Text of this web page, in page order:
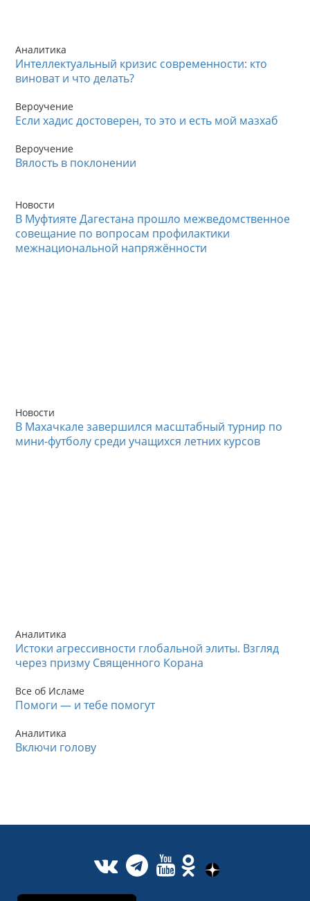
Аналитика
Интеллектуальный кризис современности: кто
виноват и что делать?
Вероучение
Если хадис достоверен, то это и есть мой мазхаб
Вероучение
Вялость в поклонении
Новости
В Муфтияте Дагестана прошло межведомственное
совещание по вопросам профилактики
межнациональной напряжённости
Новости
В Махачкале завершился масштабный турнир по
мини-футболу среди учащихся летних курсов
Аналитика
Истоки агрессивности глобальной элиты. Взгляд
через призму Священного Корана
Все об Исламе
Помоги — и тебе помогут
Аналитика
Включи голову